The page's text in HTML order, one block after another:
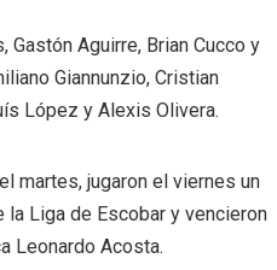
Aguirre, Brian Cucco y
Giannunzio, Cristian
López y Alexis Olivera.
martes, jugaron el viernes un
Liga de Escobar y vencieron
Leonardo Acosta.